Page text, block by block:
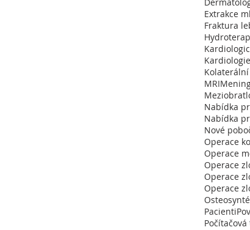
Extrakce
Fraktura
Kardiologie
MRI
Nabídka
Nové
Operace
Operace
Operace
Operace
Operace
Pacienti